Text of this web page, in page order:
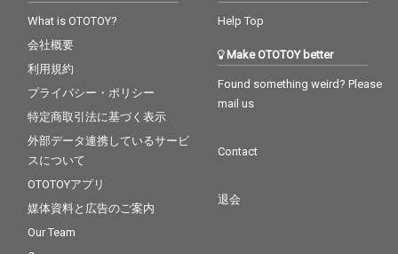
What is OTOTOY?
会社概要
利用規約
プライバシー・ポリシー
特定商取引法に基づく表示
外部データ連携しているサービ
スについて
OTOTOYアプリ
媒体資料と広告のご案内
Our Team
Help Top
Make OTOTOY better
Found something weird? Please
mail us
Contact
退会